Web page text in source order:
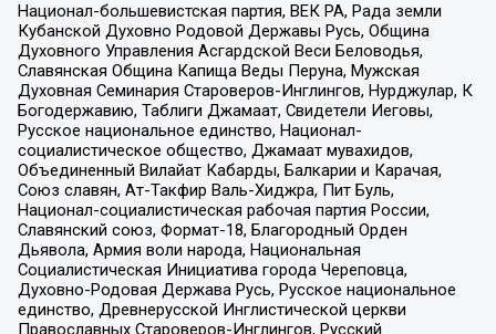
Национал-большевистская партия, ВЕК РА, Рада земли
Кубанской Духовно Родовой Державы Русь, Община
Духовного Управления Асгардской Веси Беловодья,
Славянская Община Капища Веды Перуна, Мужская
Духовная Семинария Староверов-Инглингов, Нурджулар, К
Богодержавию, Таблиги Джамаат, Свидетели Иеговы,
Русское национальное единство, Национал-
социалистическое общество, Джамаат мувахидов,
Объединенный Вилайат Кабарды, Балкарии и Карачая,
Союз славян, Ат-Такфир Валь-Хиджра, Пит Буль,
Национал-социалистическая рабочая партия России,
Славянский союз, Формат-18, Благородный Орден
Дьявола, Армия воли народа, Национальная
Социалистическая Инициатива города Череповца,
Духовно-Родовая Держава Русь, Русское национальное
единство, Древнерусской Инглистической церкви
Православных Староверов-Инглингов, Русский